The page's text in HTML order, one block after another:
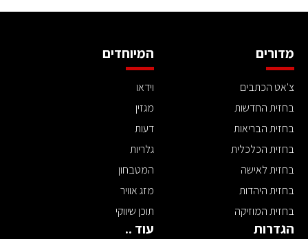
מדורים
צ'אט הכתבים
בחזית החדשות
בחזית הבריאות
בחזית הכלכלית
בחזית לאישה
בחזית היהדות
בחזית המוזיקה
המיוחדים
וידאו
מגזין
דעות
גלריות
המטבחון
מזג אוויר
תוכן שיווקי
הגדרות עוד ..